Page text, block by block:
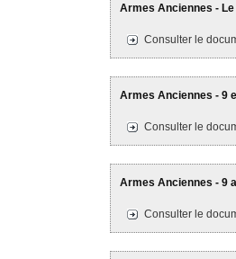
Armes Anciennes -
Consulter le
Armes Anciennes - 9
Consulter le
Armes Anciennes - 9
Consulter le